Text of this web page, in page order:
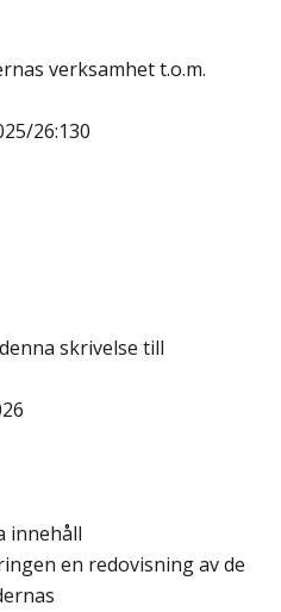
verksamhet t.o.m.
26:130
skrivelse till
innehåll
en redovisning av de